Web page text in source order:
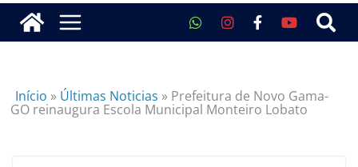
Início » Últimas Noticias » Prefeitura de Novo Gama-
GO reinaugura Escola Municipal Monteiro Lobato